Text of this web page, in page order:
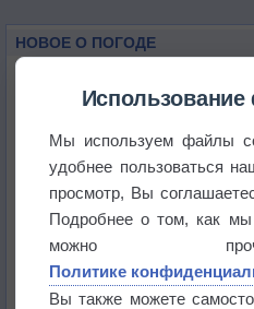
НОВОЕ О ПОГОДЕ
Приложение
Атмосфера начала
В Приморье
Мы используем файлы
удобнее пользоваться
просмотр, Вы
Подробнее о том, как
можно
Политике
Вы также можете